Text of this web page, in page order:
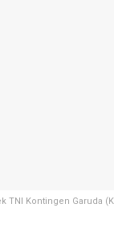
TNI Kontingen Garuda